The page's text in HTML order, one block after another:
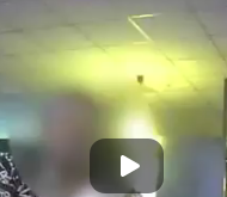
2026 წლის ყველაზე
გაყიდვადი
ავტომობილები -
Focus2Move-ის რეიტინგი